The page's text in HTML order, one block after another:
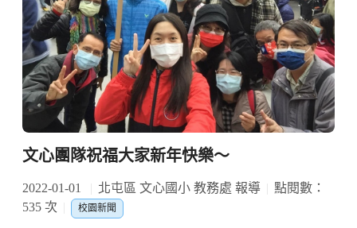
文心團隊祝福大家新年快樂～
2022-01-01 北屯區 文心國小 教務處 報導
點閱數：
535 次
校園新聞